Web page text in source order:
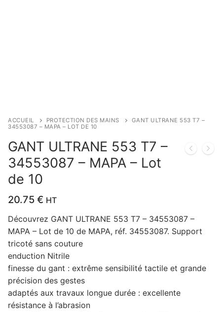
ACCUEIL PROTECTION DES MAINS
GANT ULTRANE 553 T7 –
34553087 – MAPA – LOT DE 10
GANT ULTRANE 553 T7 –
34553087 – MAPA – Lot
de 10
20.75 € HT
Découvrez GANT ULTRANE 553 T7 – 34553087 –
MAPA – Lot de 10 de MAPA, réf. 34553087. Support
tricoté sans couture
enduction Nitrile
finesse du gant : extrême sensibilité tactile et grande
précision des gestes
adaptés aux travaux longue durée : excellente
résistance à l’abrasion